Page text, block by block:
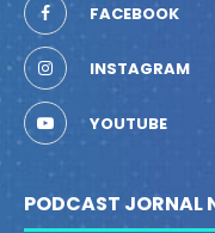
FACEBOOK
INSTAGRAM
YOUTUBE
PODCAST JORNAL